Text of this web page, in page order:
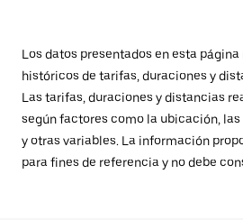
Los datos presentados en esta
históricos de tarifas, duraciones y
Las tarifas, duraciones y distancias
según factores como la ubicación,
y otras variables. La información
para fines de referencia y no debe